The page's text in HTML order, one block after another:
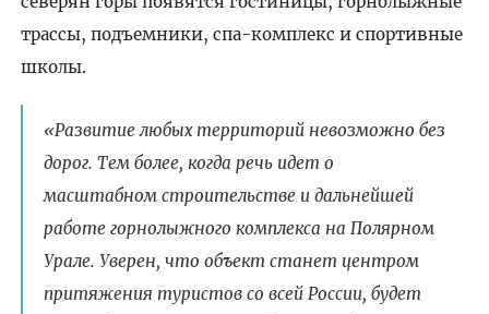
трассы, подъемники, спа-комплекс и спортивные
школы.
«Развитие любых территорий невозможно без
дорог. Тем более, когда речь идет о
масштабном строительстве и дальнейшей
работе горнолыжного комплекса на Полярном
Урале. Уверен, что объект станет центром
притяжения туристов со всей России, будет